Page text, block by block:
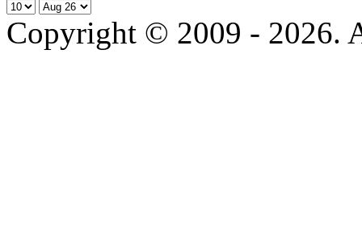
Copyright © 2009 - 2026.